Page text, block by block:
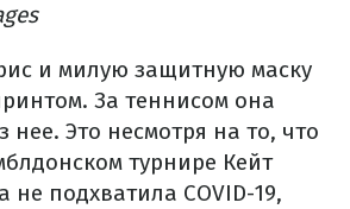
и милую защитную маску
За теннисом она
нее. Это несмотря на то, что
турнире Кейт
подхватила COVID-19,